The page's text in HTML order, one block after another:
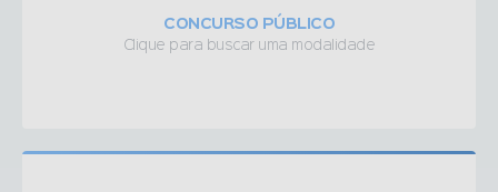
CONCURSO PÚBLICO
Clique para buscar uma modalidade